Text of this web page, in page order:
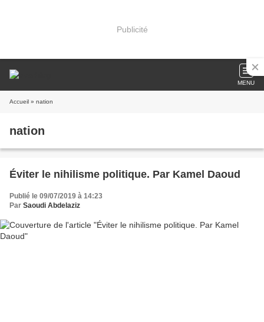
Publicité
MENU
Accueil » nation
nation
Éviter le nihilisme politique. Par Kamel Daoud
Publié le 09/07/2019 à 14:23
Par Saoudi Abdelaziz